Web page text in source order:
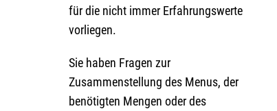
für die nicht immer Erfahrungswerte
vorliegen.
Sie haben Fragen zur
Zusammenstellung des Menus, der
benötigten Mengen oder des